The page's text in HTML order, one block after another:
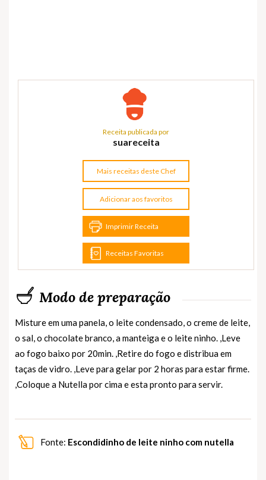
Receita publicada por
suareceita
Mais receitas deste Chef
Adicionar aos favoritos
Imprimir Receita
Receitas Favoritas
Modo de preparação
Misture em uma panela, o leite condensado, o creme de leite,
o sal, o chocolate branco, a manteiga e o leite ninho. ,Leve
ao fogo baixo por 20min. ,Retire do fogo e distribua em
taças de vidro. ,Leve para gelar por 2 horas para estar firme.
,Coloque a Nutella por cima e esta pronto para servir.
Fonte: Escondidinho de leite ninho com nutella